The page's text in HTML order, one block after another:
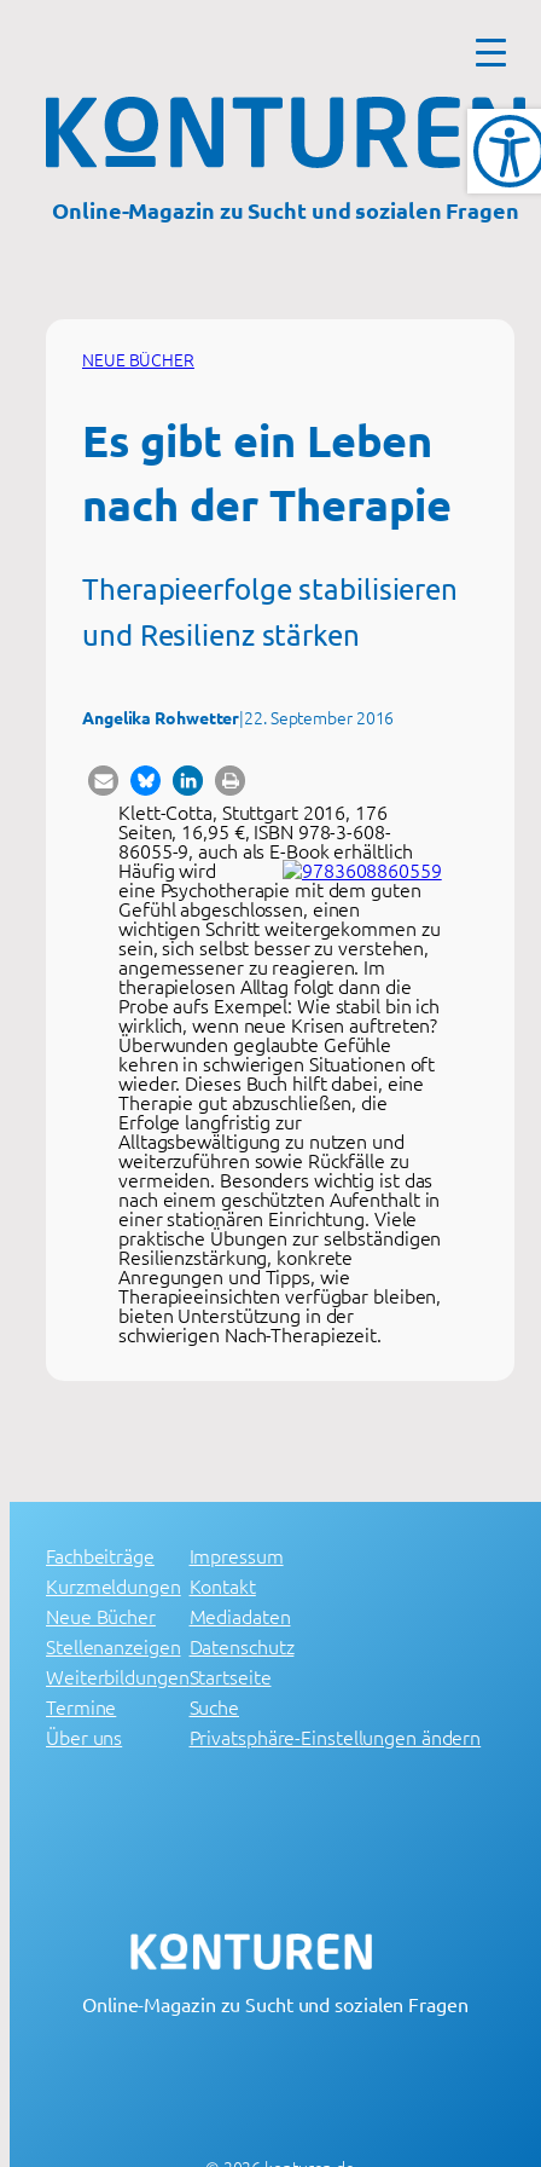
Online-Magazin zu Sucht und sozialen Fragen
NEUE BÜCHER
Es gibt ein Leben
nach der Therapie
Therapieerfolge stabilisieren
und Resilienz stärken
Angelika Rohwetter|22. September 2016
Klett-Cotta, Stuttgart 2016, 176
Seiten, 16,95 €, ISBN 978-3-608-
86055-9, auch als E-Book erhältlich
Häufig wird
eine Psychotherapie mit dem guten
Gefühl abgeschlossen, einen
wichtigen Schritt weitergekommen zu
sein, sich selbst besser zu verstehen,
angemessener zu reagieren. Im
therapielosen Alltag folgt dann die
Probe aufs Exempel: Wie stabil bin ich
wirklich, wenn neue Krisen auftreten?
Überwunden geglaubte Gefühle
kehren in schwierigen Situationen oft
wieder. Dieses Buch hilft dabei, eine
Therapie gut abzuschließen, die
Erfolge langfristig zur
Alltagsbewältigung zu nutzen und
weiterzuführen sowie Rückfälle zu
vermeiden. Besonders wichtig ist das
nach einem geschützten Aufenthalt in
einer stationären Einrichtung. Viele
praktische Übungen zur selbständigen
Resilienzstärkung, konkrete
Anregungen und Tipps, wie
Therapieeinsichten verfügbar bleiben,
bieten Unterstützung in der
schwierigen Nach-Therapiezeit.
Fachbeiträge
Kurzmeldungen
Neue Bücher
Stellenanzeigen
Weiterbildungen
Termine
Über uns
Impressum
Kontakt
Mediadaten
Datenschutz
Startseite
Suche
Privatsphäre-Einstellungen ändern
Online-Magazin zu Sucht und sozialen Fragen